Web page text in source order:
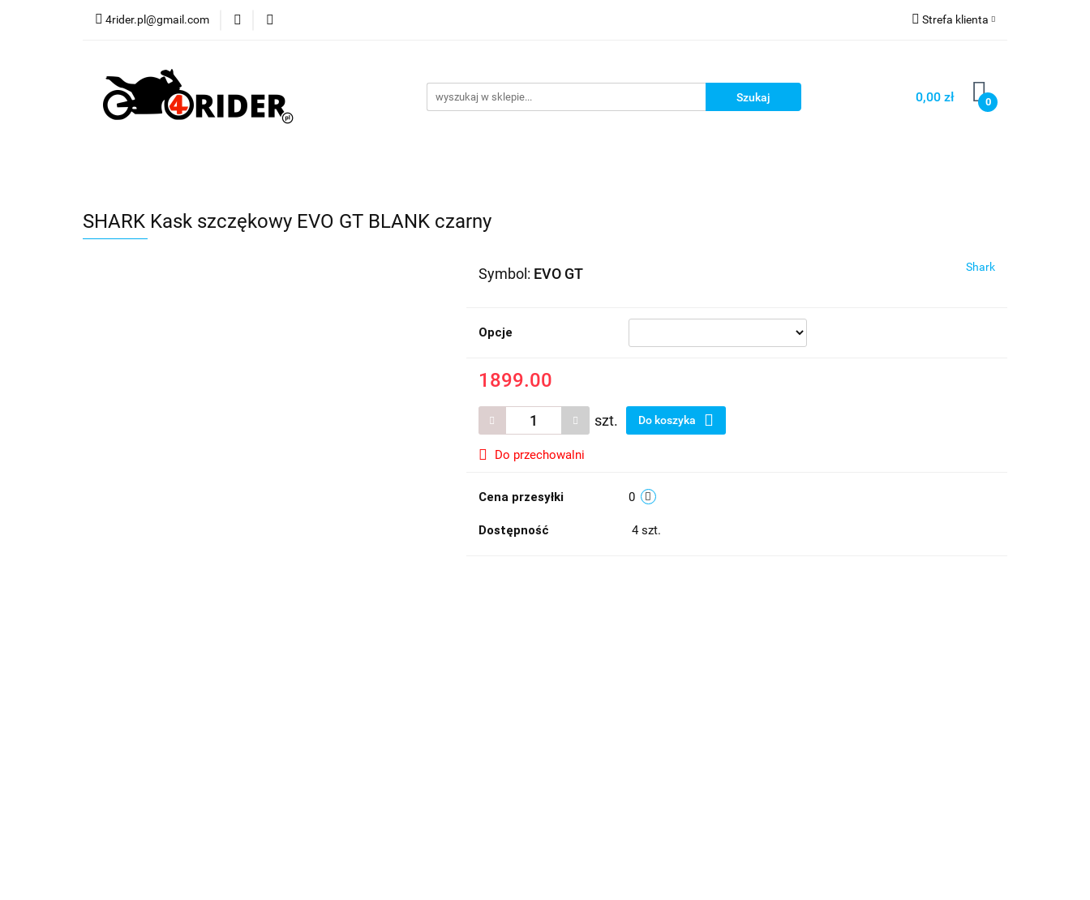
4rider.pl@gmail.com Strefa klienta
Zarejestruj się
Dodaj zgłoszenie
0,00 zł 0
Akcesoria motocyklowe
Dla dzieci Dla kobiet Cross i enduro Rowerowe
SHARK Kask szczękowy EVO GT BLANK czarny
Symbol: EVO GT Shark
Opcje
1899.00
szt. Do koszyka
Do przechowalni
Cena przesyłki 0
Dostępność 4 szt.